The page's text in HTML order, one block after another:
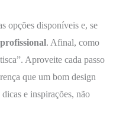
opções disponíveis e, se
profissional. Afinal, como
Aproveite cada passo
que um bom design
e inspirações, não